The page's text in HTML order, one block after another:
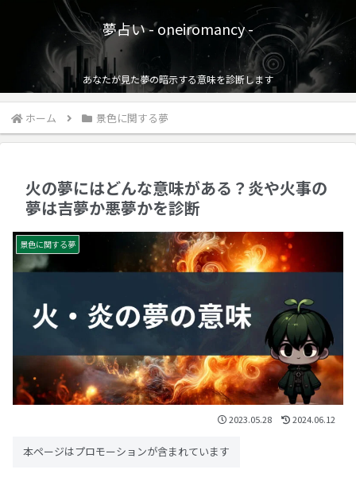
夢占い - oneiromancy -
あなたが見た夢の暗示する意味を診断します
ホーム 景色に関する夢
火の夢にはどんな意味がある？炎や火事の
夢は吉夢か悪夢かを診断
景色に関する夢
2023.05.28 2024.06.12
本ページはプロモーションが含まれています